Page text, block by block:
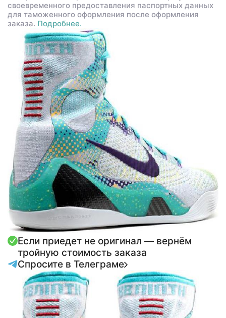
своевременного предоставления паспортных данных
для таможенного оформления после оформления
заказа. Подробнее.
Если приедет не оригинал — вернём
тройную стоимость заказа
Спросите в Телеграме